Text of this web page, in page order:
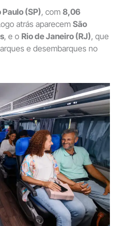
Paulo (SP), com 8,06
atrás aparecem São
, e o Rio de Janeiro (RJ), que
e desembarques no